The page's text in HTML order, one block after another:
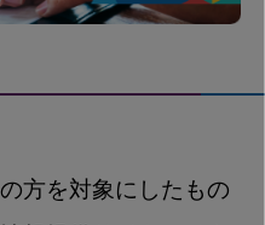
方を対象にしたもの